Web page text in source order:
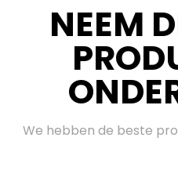
NEEM
We hebben de beste